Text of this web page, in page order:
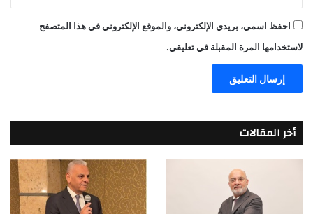
احفظ اسمي، بريدي الإلكتروني، والموقع الإلكتروني في هذا المتصفح
لاستخدامها المرة المقبلة في تعليقي.
أخر المقالات